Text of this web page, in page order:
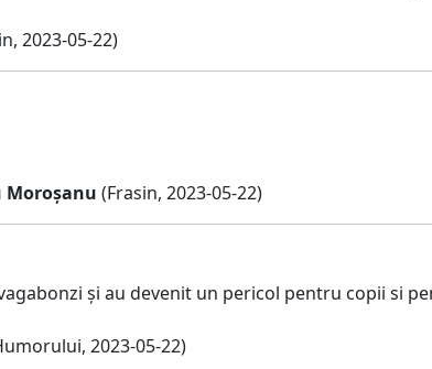
2023-05-22)
Moroșanu (Frasin, 2023-05-22)
și au devenit un pericol pentru copii si
2023-05-22)